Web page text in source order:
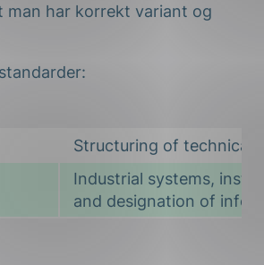
man har korrekt variant og
Structuring of technical
Industrial systems,
and designation of